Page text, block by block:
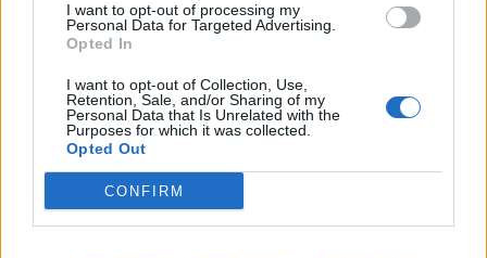
I want to opt-out of processing my
Personal Data for Targeted Advertising.
Opted In
I want to opt-out of Collection, Use,
Retention, Sale, and/or Sharing of my
Personal Data that Is Unrelated with the
Purposes for which it was collected.
Opted Out
CONFIRM
Pasaulis
JK politikai siūlo atimti
socialinius būstus iš